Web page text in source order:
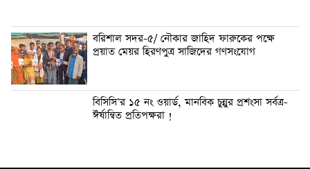
বরিশাল সদর-৫/ নৌকার জাহিদ ফারুকের পক্ষে
প্র‍য়াত মেয়র হিরণপুত্র সাজিদের গণসংযোগ
বিসিসি’র ১৫ নং ওয়ার্ড, মানবিক চুন্নুর প্রশংসা সর্বত্র-
ঈর্ষান্বিত প্রতিপক্ষরা !